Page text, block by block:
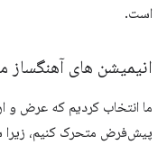
است.
انیمیشن های آهنگساز
ما انتخاب کردیم که عرض و
پیش‌فرض متحرک کنیم، زیرا